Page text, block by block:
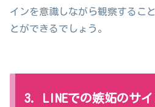
インを意識しながら観察するこ
とができるでしょう。
3. LINEでの嫉妬のサ